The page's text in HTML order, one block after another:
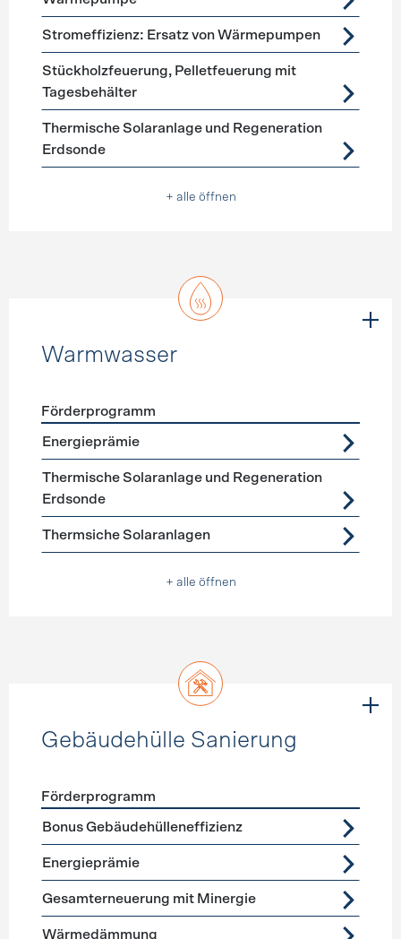
Stromeffizienz: Ersatz von Wärmepumpen
Stückholzfeuerung, Pelletfeuerung mit
Tagesbehälter
Thermische Solaranlage und Regeneration
Erdsonde
+ alle öffnen
Warmwasser
Förderprogramme
Förderprogramm
Energieprämie
Thermische Solaranlage und Regeneration
Erdsonde
Thermsiche Solaranlagen
+ alle öffnen
Gebäudehülle Sanierung
Förderprogramme Gebäudehülle Sanierung
Förderprogramm
Bonus Gebäudehülleneffizienz
Energieprämie
Gesamterneuerung mit Minergie
Wärmedämmung